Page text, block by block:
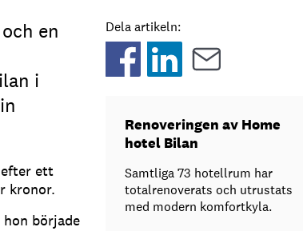
en
i
ett
kronor.
hon började
Dela artikeln:
Renoveringen av Home
hotel Bilan
Samtliga 73 hotellrum har
totalrenoverats och utrustats
med modern komfortkyla.